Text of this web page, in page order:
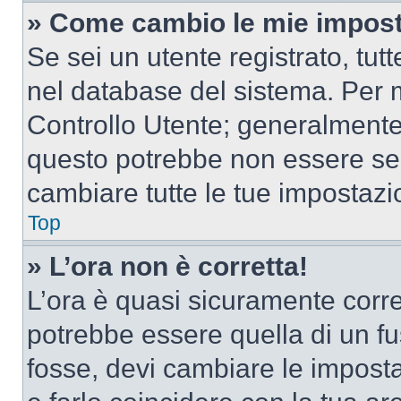
» Come cambio le mie
Se sei un utente registrato,
nel database del sistema. Per
Controllo Utente;
questo potrebbe non essere
cambiare tutte le tue
Top
» L’ora non è corretta!
L’ora è quasi sicuramente
potrebbe essere quella di un
fosse, devi cambiare le